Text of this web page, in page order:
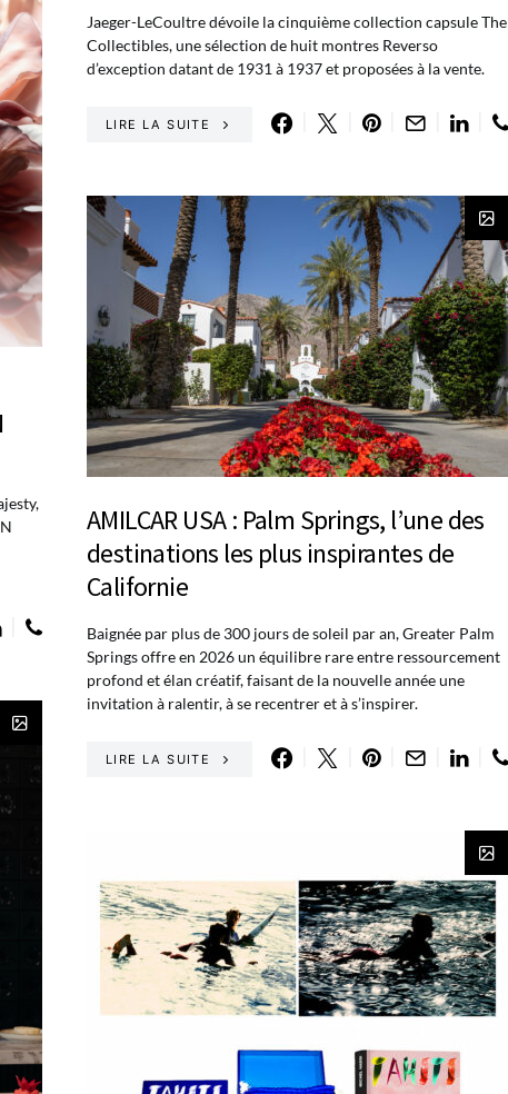
Jaeger-LeCoultre dévoile la cinquième collection capsule The
Collectibles, une sélection de huit montres Reverso
d’exception datant de 1931 à 1937 et proposées à la vente.
LIRE LA SUITE
AMILCAR USA : Palm Springs, l’une des
destinations les plus inspirantes de
Californie
Baignée par plus de 300 jours de soleil par an, Greater Palm
Springs offre en 2026 un équilibre rare entre ressourcement
profond et élan créatif, faisant de la nouvelle année une
invitation à ralentir, à se recentrer et à s’inspirer.
LIRE LA SUITE